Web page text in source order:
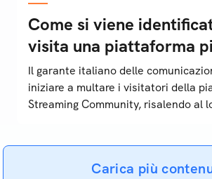
Come si viene
visita una piattaforma
Il garante italiano delle
iniziare a multare i visitatori della
Streaming Community, risalendo al
Carica più